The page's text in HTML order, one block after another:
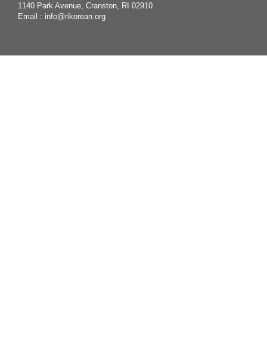
1140 Park Avenue, Cranston, RI 02910
Email : info@rikorean.org